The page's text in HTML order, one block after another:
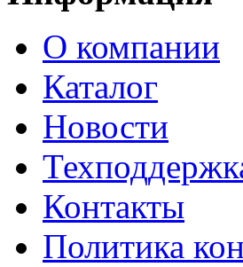
О компании
Каталог
Новости
Контакты
Политика